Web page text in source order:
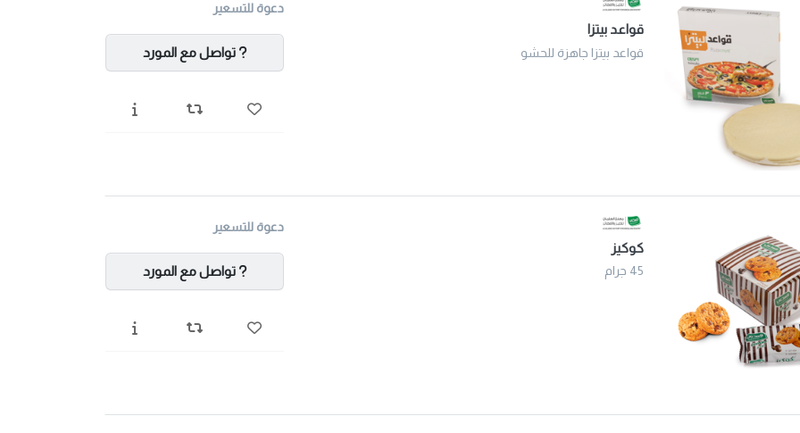
قواعد بيتزا
قواعد بيتزا جاهزة للحشو
دعوة للتسعير
تواصل مع المورد
كوكيز
45 جرام
دعوة للتسعير
تواصل مع المورد